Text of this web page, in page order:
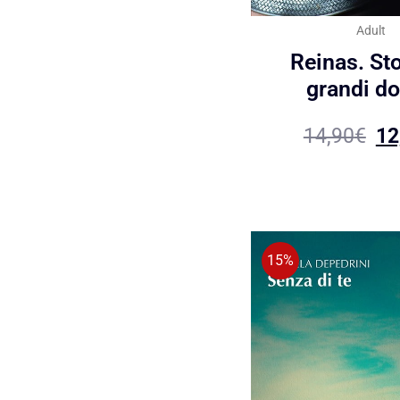
Adult
Reinas.
grandi
14,90€
15%